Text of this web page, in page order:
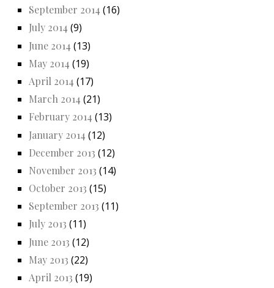
September 2014 (16)
July 2014 (9)
June 2014 (13)
May 2014 (19)
April 2014 (17)
March 2014 (21)
February 2014 (13)
January 2014 (12)
December 2013 (12)
November 2013 (14)
October 2013 (15)
September 2013 (11)
July 2013 (11)
June 2013 (12)
May 2013 (22)
April 2013 (19)